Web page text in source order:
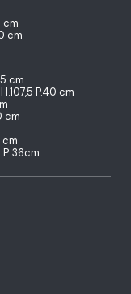
cm
cm
cm
P.40 cm
cm
cm
36cm